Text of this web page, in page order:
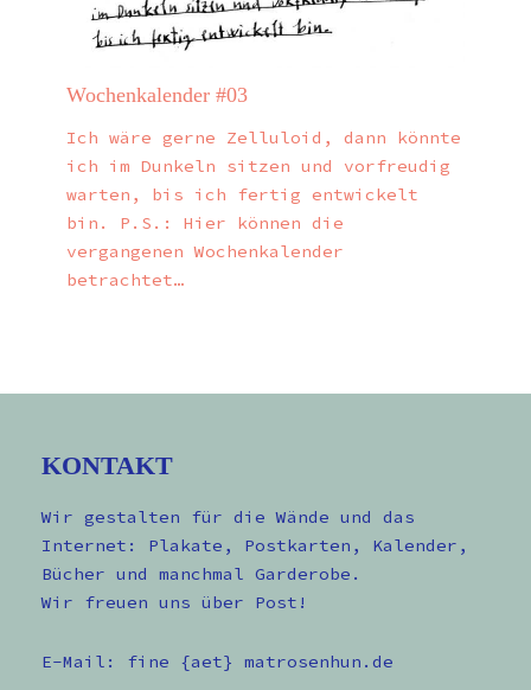
Wochenkalender #03
Ich wäre gerne Zelluloid, dann könnte
ich im Dunkeln sitzen und vorfreudig
warten, bis ich fertig entwickelt
bin. P.S.: Hier können die
vergangenen Wochenkalender
betrachtet…
KONTAKT
Wir gestalten für die Wände und das
Internet: Plakate, Postkarten, Kalender,
Bücher und manchmal Garderobe.
Wir freuen uns über Post!
E-Mail: fine {aet} matrosenhun.de